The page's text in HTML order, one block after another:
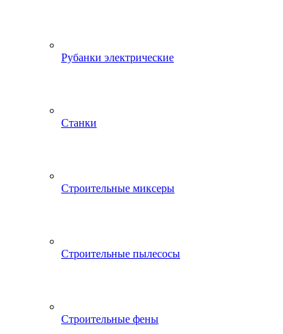
Рубанки электрические
Станки
Строительные миксеры
Строительные пылесосы
Строительные фены